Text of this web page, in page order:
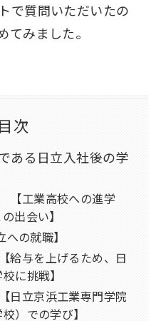
で質問いただいたの
てみました。
目次
ある日立入社後の学
工業高校への進学
出会い】
の就職】
給与を上げるため、日
に挑戦】
日立京浜工業専門学院
）での学び】